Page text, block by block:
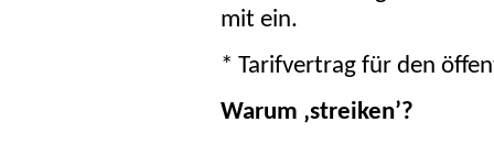
mit ein.
* Tarifvertrag für den
Warum ‚streiken’?